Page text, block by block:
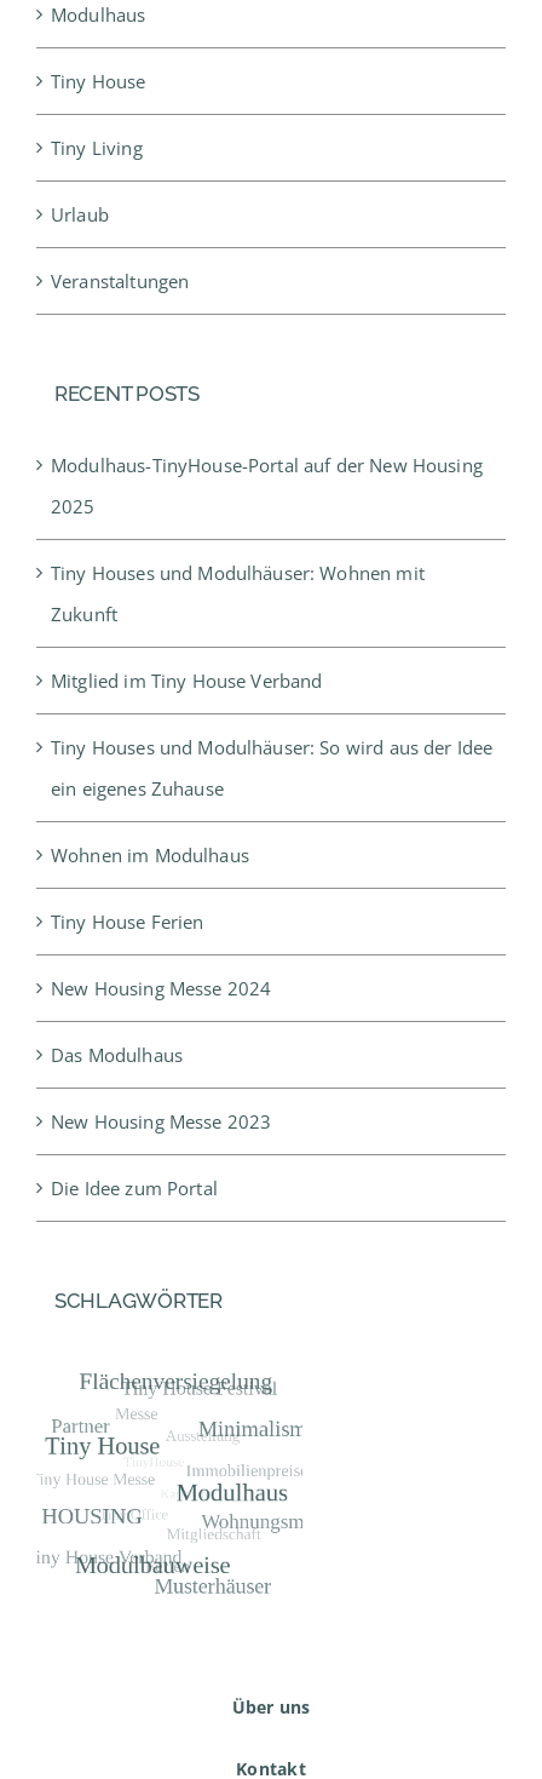
Modulhaus
Tiny House
Tiny Living
Urlaub
Veranstaltungen
RECENT POSTS
Modulhaus-TinyHouse-Portal auf der New Housing
2025
Tiny Houses und Modulhäuser: Wohnen mit
Zukunft
Mitglied im Tiny House Verband
Tiny Houses und Modulhäuser: So wird aus der Idee
ein eigenes Zuhause
Wohnen im Modulhaus
Tiny House Ferien
New Housing Messe 2024
Das Modulhaus
New Housing Messe 2023
Die Idee zum Portal
SCHLAGWÖRTER
Über uns
Kontakt